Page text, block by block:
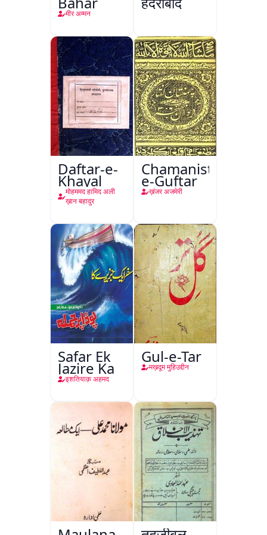
मीर अम्मन
Daftar-e-
Khayal
मोहममद हामिद अली
ख़ान बहादुर
Chamanistan-
e-Guftar
ख़ंजर अजमेरी
Safar Ek
Jazire Ka
इशतियाक़ अहमद
Gul-e-Tar
मख़दूम मुहिउद्दीन